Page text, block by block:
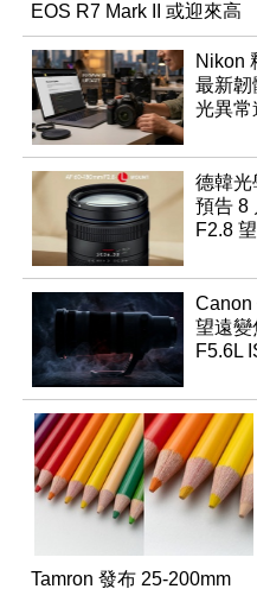
EOS R7 Mark II 或迎來高
速讀出升級
Nikon
最新韌
光異常
德韓光
預告 8
F2.8
Canon
望遠變
F5.6L
Tamron 發布 25-200mm